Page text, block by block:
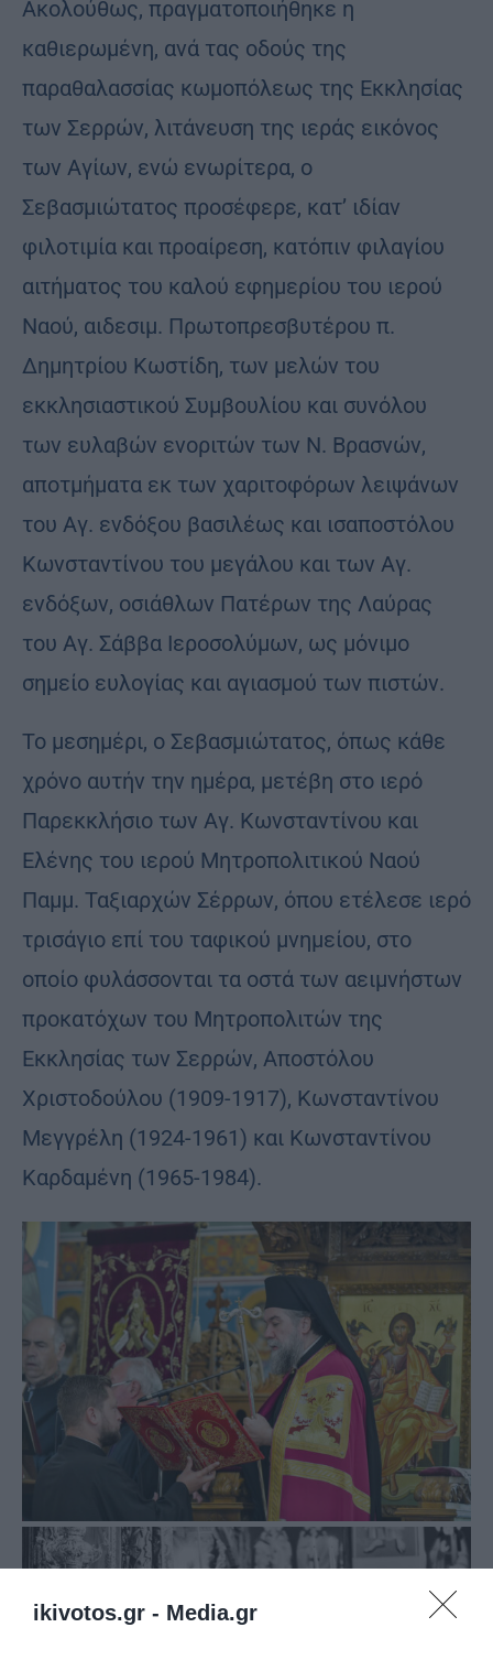
ikivotos.gr - Media.gr
Ακολούθως, πραγματοποιήθηκε η
καθιερωμένη, ανά τας οδούς της
παραθαλασσίας κωμοπόλεως της Εκκλησίας
των Σερρών, λιτάνευση της ιεράς εικόνος
των Αγίων, ενώ ενωρίτερα, ο
Σεβασμιώτατος προσέφερε, κατ’ ιδίαν
φιλοτιμία και προαίρεση, κατόπιν φιλαγίου
αιτήματος του καλού εφημερίου του ιερού
Ναού, αιδεσιμ. Πρωτοπρεσβυτέρου π.
Δημητρίου Κωστίδη, των μελών του
εκκλησιαστικού Συμβουλίου και συνόλου
των ευλαβών ενοριτών των Ν. Βρασνών,
αποτμήματα εκ των χαριτοφόρων λειψάνων
του Αγ. ενδόξου βασιλέως και ισαποστόλου
Κωνσταντίνου του μεγάλου και των Αγ.
ενδόξων, οσιάθλων Πατέρων της Λαύρας
του Αγ. Σάββα Ιεροσολύμων, ως μόνιμο
σημείο ευλογίας και αγιασμού των πιστών.
Το μεσημέρι, ο Σεβασμιώτατος, όπως κάθε
χρόνο αυτήν την ημέρα, μετέβη στο ιερό
Παρεκκλήσιο των Αγ. Κωνσταντίνου και
Ελένης του ιερού Μητροπολιτικού Ναού
Παμμ. Ταξιαρχών Σέρρων, όπου ετέλεσε ιερό
τρισάγιο επί του ταφικού μνημείου, στο
οποίο φυλάσσονται τα οστά των αειμνήστων
προκατόχων του Μητροπολιτών της
Εκκλησίας των Σερρών, Αποστόλου
Χριστοδούλου (1909-1917), Κωνσταντίνου
Μεγγρέλη (1924-1961) και Κωνσταντίνου
Καρδαμένη (1965-1984).